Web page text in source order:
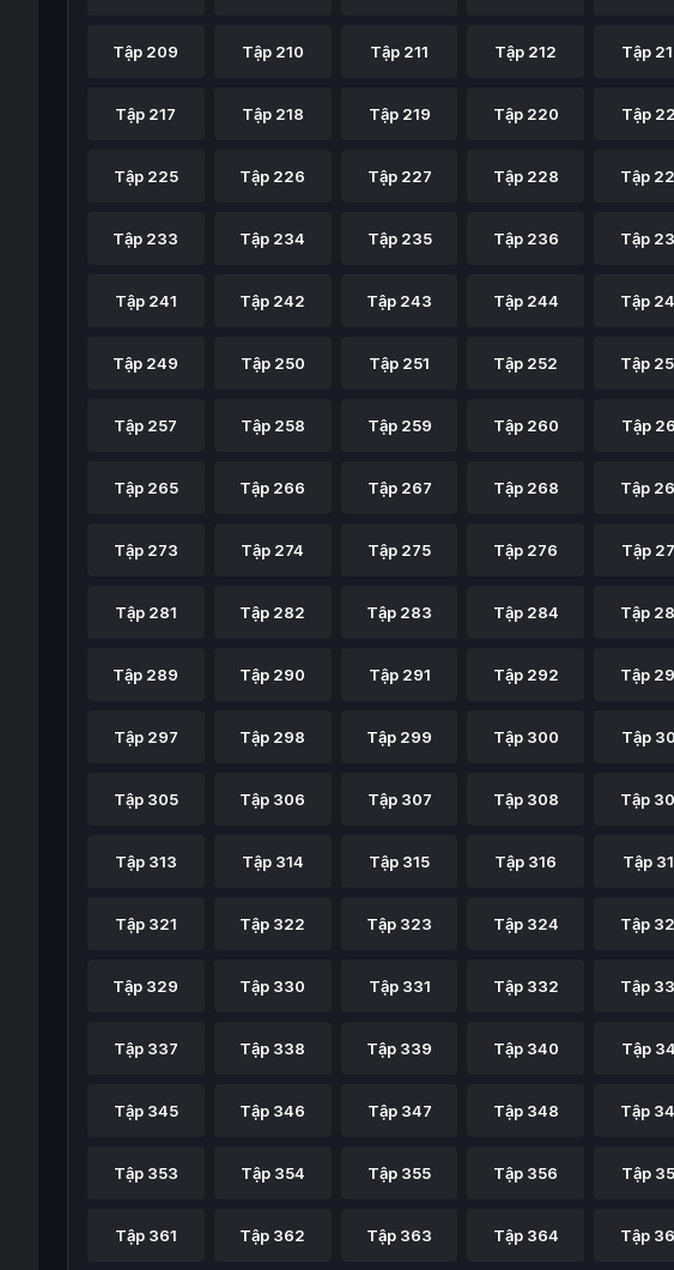
Tập 209 Tập 210 Tập 211 Tập 212 Tập
Tập 217 Tập 218 Tập 219 Tập 220 Tập
Tập 225 Tập 226 Tập 227 Tập 228 Tập
Tập 233 Tập 234 Tập 235 Tập 236 Tập
Tập 241 Tập 242 Tập 243 Tập 244 Tập
Tập 249 Tập 250 Tập 251 Tập 252 Tập
Tập 257 Tập 258 Tập 259 Tập 260 Tập
Tập 265 Tập 266 Tập 267 Tập 268 Tập
Tập 273 Tập 274 Tập 275 Tập 276 Tập
Tập 281 Tập 282 Tập 283 Tập 284 Tập
Tập 289 Tập 290 Tập 291 Tập 292 Tập
Tập 297 Tập 298 Tập 299 Tập 300 Tập
Tập 305 Tập 306 Tập 307 Tập 308 Tập
Tập 313 Tập 314 Tập 315 Tập 316 Tập
Tập 321 Tập 322 Tập 323 Tập 324 Tập
Tập 329 Tập 330 Tập 331 Tập 332 Tập
Tập 337 Tập 338 Tập 339 Tập 340 Tập
Tập 345 Tập 346 Tập 347 Tập 348 Tập
Tập 353 Tập 354 Tập 355 Tập 356 Tập
Tập 361 Tập 362 Tập 363 Tập 364 Tập